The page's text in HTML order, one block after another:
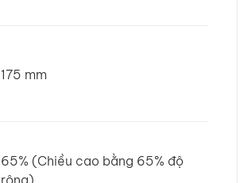
175 mm
65% (Chiều cao bằng 65% độ